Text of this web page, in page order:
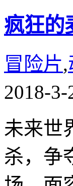
疯狂的
冒险片,
2018-3-
未来世
杀，争